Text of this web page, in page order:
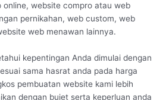
online, website compro atau web
pernikahan, web custom, web
web menawan lainnya.
kepentingan Anda dimulai dengan
sama hasrat anda pada harga
pembuatan website kami lebih
dengan bujet serta keperluan anda